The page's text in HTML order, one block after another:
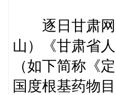
逐日甘肃网7
山）《甘肃省
（如下简称《
国度根基药物